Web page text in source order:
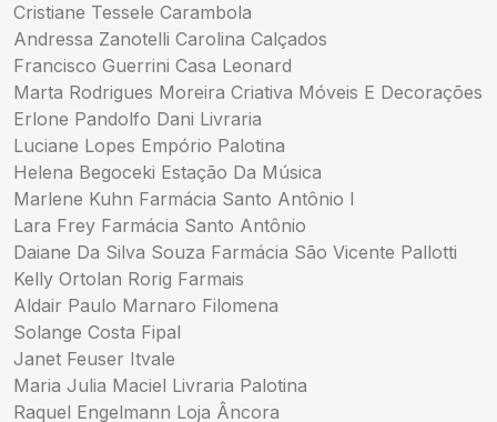
Cristiane Tessele Carambola
Andressa Zanotelli Carolina Calçados
Francisco Guerrini Casa Leonard
Marta Rodrigues Moreira Criativa Móveis E Decorações
Erlone Pandolfo Dani Livraria
Luciane Lopes Empório Palotina
Helena Begoceki Estação Da Música
Marlene Kuhn Farmácia Santo Antônio I
Lara Frey Farmácia Santo Antônio
Daiane Da Silva Souza Farmácia São Vicente Pallotti
Kelly Ortolan Rorig Farmais
Aldair Paulo Marnaro Filomena
Solange Costa Fipal
Janet Feuser Itvale
Maria Julia Maciel Livraria Palotina
Raquel Engelmann Loja Âncora